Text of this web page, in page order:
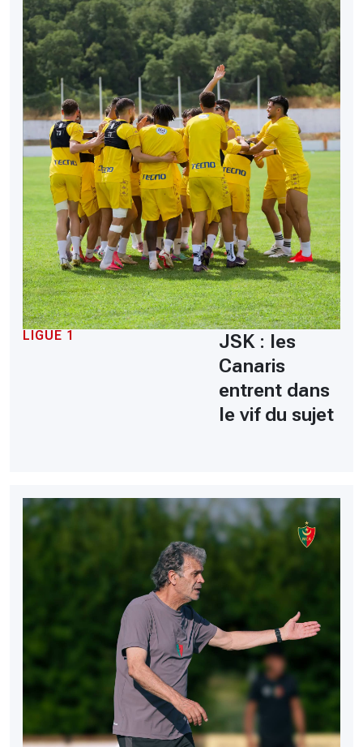
LIGUE 1
JSK : les
Canaris
entrent dans
le vif du sujet